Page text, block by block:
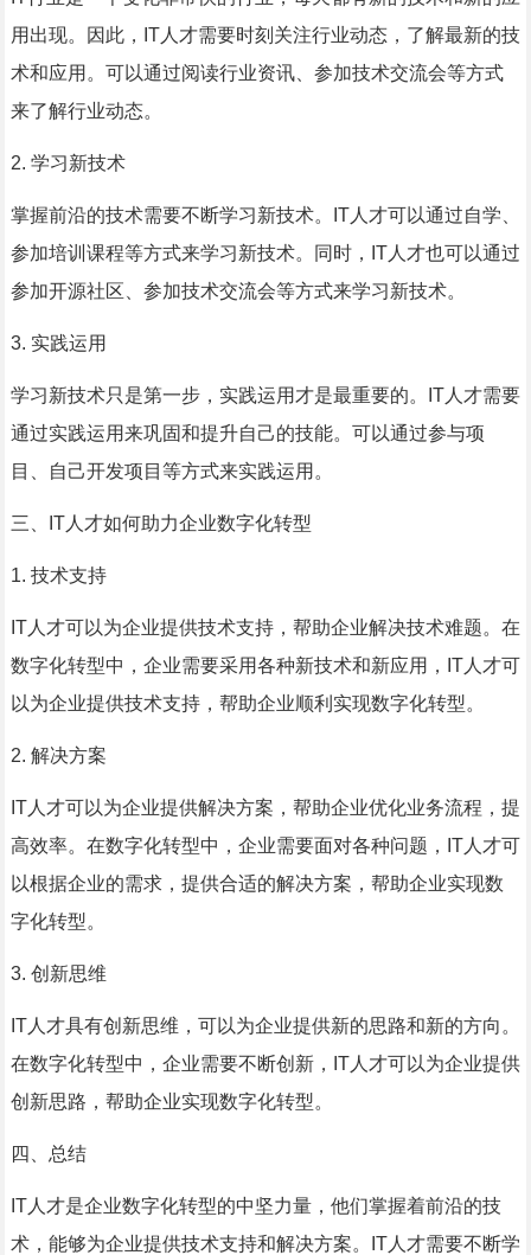
用出现。因此，IT人才需要时刻关注行业动态，了解最新的技
术和应用。可以通过阅读行业资讯、参加技术交流会等方式
来了解行业动态。
2. 学习新技术
掌握前沿的技术需要不断学习新技术。IT人才可以通过自学、
参加培训课程等方式来学习新技术。同时，IT人才也可以通过
参加开源社区、参加技术交流会等方式来学习新技术。
3. 实践运用
学习新技术只是第一步，实践运用才是最重要的。IT人才需要
通过实践运用来巩固和提升自己的技能。可以通过参与项
目、自己开发项目等方式来实践运用。
三、IT人才如何助力企业数字化转型
1. 技术支持
IT人才可以为企业提供技术支持，帮助企业解决技术难题。在
数字化转型中，企业需要采用各种新技术和新应用，IT人才可
以为企业提供技术支持，帮助企业顺利实现数字化转型。
2. 解决方案
IT人才可以为企业提供解决方案，帮助企业优化业务流程，提
高效率。在数字化转型中，企业需要面对各种问题，IT人才可
以根据企业的需求，提供合适的解决方案，帮助企业实现数
字化转型。
3. 创新思维
IT人才具有创新思维，可以为企业提供新的思路和新的方向。
在数字化转型中，企业需要不断创新，IT人才可以为企业提供
创新思路，帮助企业实现数字化转型。
四、总结
IT人才是企业数字化转型的中坚力量，他们掌握着前沿的技
术，能够为企业提供技术支持和解决方案。IT人才需要不断学